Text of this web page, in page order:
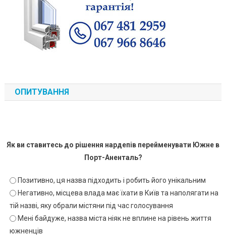
ОПИТУВАННЯ
Як ви ставитесь до рішення нардепів перейменувати Южне в
Порт-Аненталь?
Позитивно, ця назва підходить і робить його унікальним
Негативно, місцева влада має їхати в Київ та наполягати на
тій назві, яку обрали містяни під час голосування
Мені байдуже, назва міста ніяк не вплине на рівень життя
южненців